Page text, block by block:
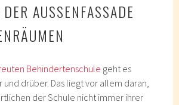
AUSSENFASSADE
Behindertenschule geht es
drüber. Das liegt vor allem daran,
der Schule nicht immer ihrer